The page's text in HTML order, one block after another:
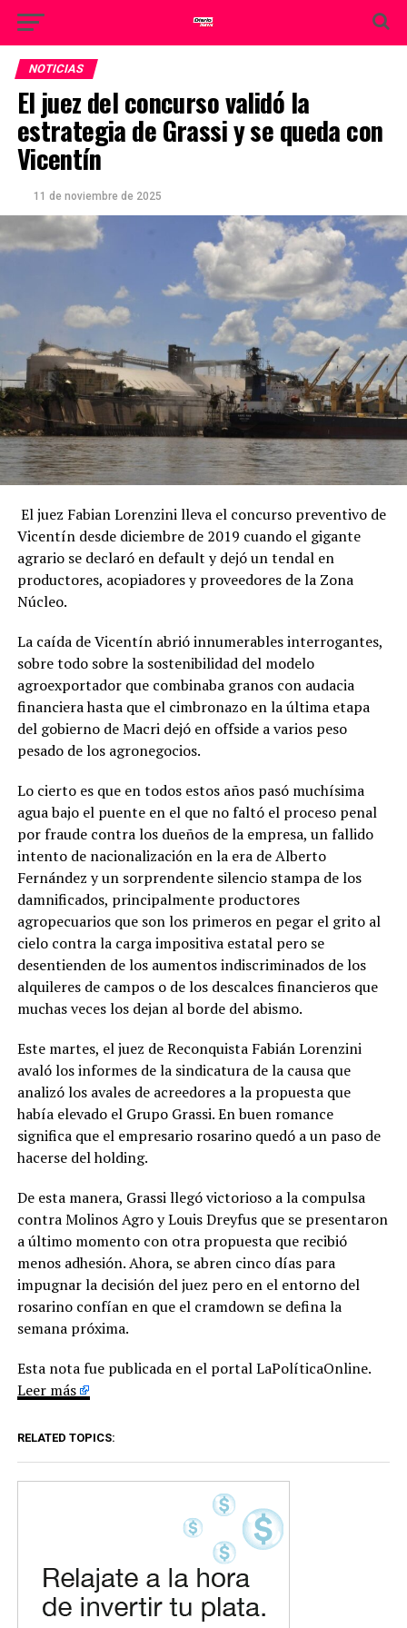
NOTICIAS
El juez del concurso validó la
estrategia de Grassi y se queda con
Vicentín
11 de noviembre de 2025
El juez Fabian Lorenzini lleva el concurso preventivo de
Vicentín desde diciembre de 2019 cuando el gigante
agrario se declaró en default y dejó un tendal en
productores, acopiadores y proveedores de la Zona
Núcleo.
La caída de Vicentín abrió innumerables interrogantes,
sobre todo sobre la sostenibilidad del modelo
agroexportador que combinaba granos con audacia
financiera hasta que el cimbronazo en la última etapa
del gobierno de Macri dejó en offside a varios peso
pesado de los agronegocios.
Lo cierto es que en todos estos años pasó muchísima
agua bajo el puente en el que no faltó el proceso penal
por fraude contra los dueños de la empresa, un fallido
intento de nacionalización en la era de Alberto
Fernández y un sorprendente silencio stampa de los
damnificados, principalmente productores
agropecuarios que son los primeros en pegar el grito al
cielo contra la carga impositiva estatal pero se
desentienden de los aumentos indiscriminados de los
alquileres de campos o de los descalces financieros que
muchas veces los dejan al borde del abismo.
Este martes, el juez de Reconquista Fabián Lorenzini
avaló los informes de la sindicatura de la causa que
analizó los avales de acreedores a la propuesta que
había elevado el Grupo Grassi. En buen romance
significa que el empresario rosarino quedó a un paso de
hacerse del holding.
De esta manera, Grassi llegó victorioso a la compulsa
contra Molinos Agro y Louis Dreyfus que se presentaron
a último momento con otra propuesta que recibió
menos adhesión. Ahora, se abren cinco días para
impugnar la decisión del juez pero en el entorno del
rosarino confían en que el cramdown se defina la
semana próxima.
Esta nota fue publicada en el portal LaPolíticaOnline.
Leer más
RELATED TOPICS: